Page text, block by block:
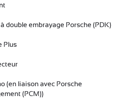
double embrayage Porsche (PDK)
Plus
(en liaison avec Porsche
(PCM))